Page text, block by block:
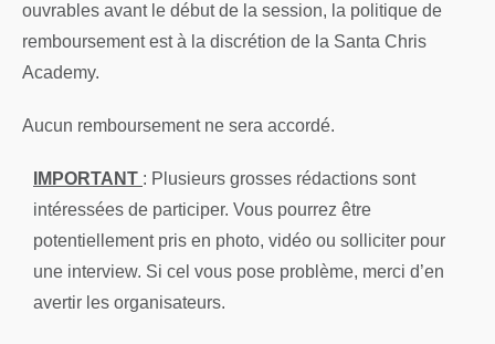
ouvrables avant le début de la session, la politique de
remboursement est à la discrétion de la Santa Chris
Academy.
Aucun remboursement ne sera accordé.
IMPORTANT : Plusieurs grosses rédactions sont
intéressées de participer. Vous pourrez être
potentiellement pris en photo, vidéo ou solliciter pour
une interview. Si cel vous pose problème, merci d’en
avertir les organisateurs.